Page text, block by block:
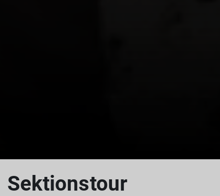
Sektionstour